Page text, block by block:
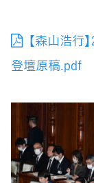
【森山浩行
登壇原稿.pdf